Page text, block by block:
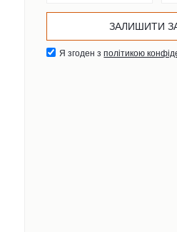
Я згоден зполітикою